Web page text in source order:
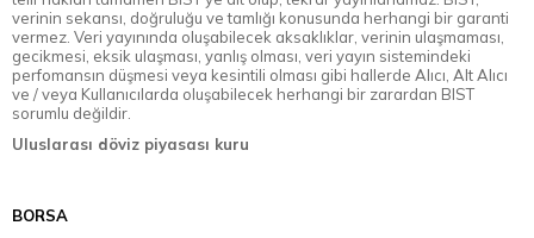
verinin sekansı, doğruluğu ve tamlığı konusunda herhangi bir garanti
vermez. Veri yayınında oluşabilecek aksaklıklar, verinin ulaşmaması,
gecikmesi, eksik ulaşması, yanlış olması, veri yayın sistemindeki
perfomansın düşmesi veya kesintili olması gibi hallerde Alıcı, Alt Alıcı
ve / veya Kullanıcılarda oluşabilecek herhangi bir zarardan BIST
sorumlu değildir.
Uluslarası döviz piyasası kuru
BORSA